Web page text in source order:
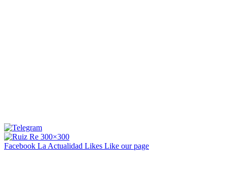
Facebook La Actualidad Likes Like our page